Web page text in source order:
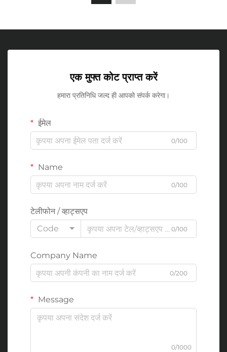
एक मुफ्त कोट प्राप्त करें
हमारा प्रतिनिधि जल्द ही आपको संपर्क करेगा।
ईमेल
0/100
Name
0/100
टेलीफोन / व्हाट्सएप
Code
0/100
Company Name
0/200
Message
0/1000